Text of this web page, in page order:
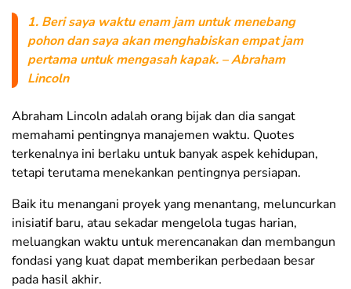
1. Beri saya waktu enam jam untuk menebang
pohon dan saya akan menghabiskan empat jam
pertama untuk mengasah kapak. – Abraham
Lincoln
Abraham Lincoln adalah orang bijak dan dia sangat
memahami pentingnya manajemen waktu. Quotes
terkenalnya ini berlaku untuk banyak aspek kehidupan,
tetapi terutama menekankan pentingnya persiapan.
Baik itu menangani proyek yang menantang, meluncurkan
inisiatif baru, atau sekadar mengelola tugas harian,
meluangkan waktu untuk merencanakan dan membangun
fondasi yang kuat dapat memberikan perbedaan besar
pada hasil akhir.